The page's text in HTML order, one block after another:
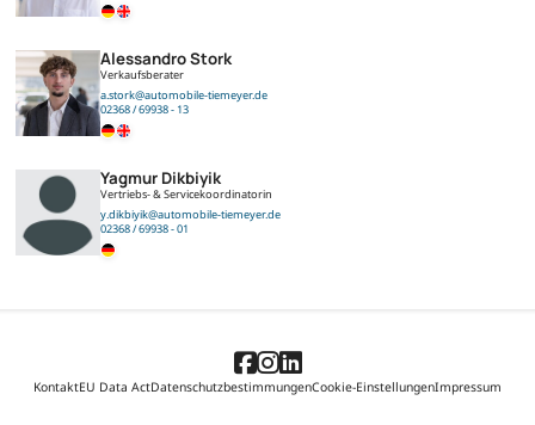
Alessandro Stork
Verkaufsberater
a.stork@automobile-tiemeyer.de
02368 / 69938 - 13
Yagmur Dikbiyik
Vertriebs- & Servicekoordinatorin
y.dikbiyik@automobile-tiemeyer.de
02368 / 69938 - 01
KontaktEU Data ActDatenschutzbestimmungenCookie-EinstellungenImpressum